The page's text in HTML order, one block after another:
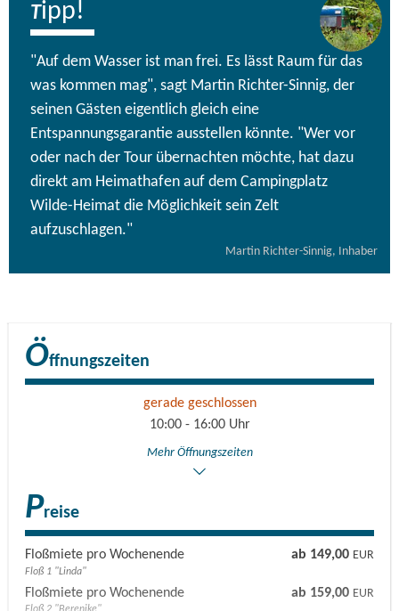
Tipp!
"Auf dem Wasser ist man frei. Es lässt Raum für das
was kommen mag", sagt Martin Richter-Sinnig, der
seinen Gästen eigentlich gleich eine
Entspannungsgarantie ausstellen könnte. "Wer vor
oder nach der Tour übernachten möchte, hat dazu
direkt am Heimathafen auf dem Campingplatz
Wilde-Heimat die Möglichkeit sein Zelt
aufzuschlagen."
Martin Richter-Sinnig, Inhaber
Öffnungszeiten
gerade geschlossen
10:00 - 16:00 Uhr
Mehr Öffnungszeiten
Preise
Floßmiete pro Wochenende ab 149,00 EUR
Floß 1 "Linda"
Floßmiete pro Wochenende ab 159,00 EUR